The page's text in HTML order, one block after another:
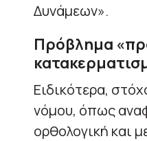
Δυνάμεων».
Πρόβλημα
Ειδικότερα,
νόμου, όπως
ορθολογική και